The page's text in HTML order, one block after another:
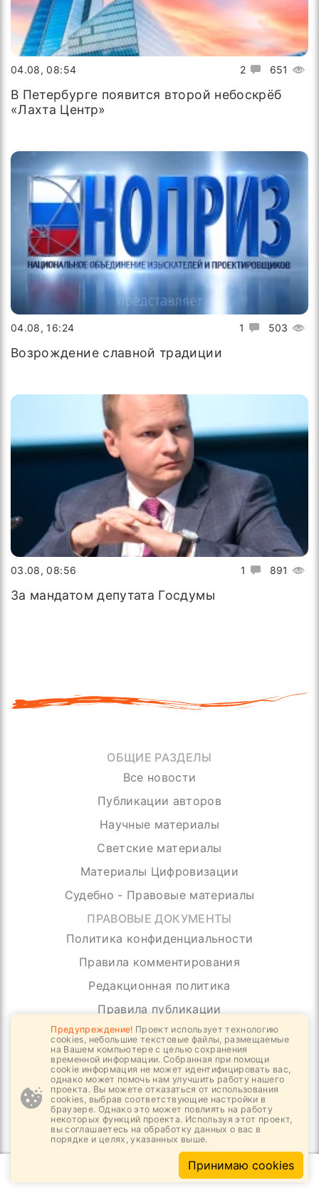
2 651
04.08, 08:54
В Петербурге появится второй небоскрёб
«Лахта Центр»
1 503
04.08, 16:24
Возрождение славной традиции
1 891
03.08, 08:56
За мандатом депутата Госдумы
ОБЩИЕ РАЗДЕЛЫ
Все новости
Публикации авторов
Научные материалы
Светские материалы
Материалы Цифровизации
Судебно - Правовые материалы
ПРАВОВЫЕ ДОКУМЕНТЫ
Политика конфиденциальности
Правила комментирования
Редакционная политика
Правила публикации
СВЯЗЬ
О проекте
Контакты
Реклама
Присоединяйтесь, нас уже более 4000
Отправить
Предупреждение! Проект использует технологию
cookies, небольшие текстовые файлы, размещаемые
на Вашем компьютере с целью сохранения
временной информации. Собранная при помощи
cookie информация не может идентифицировать вас,
однако может помочь нам улучшить работу нашего
проекта. Вы можете отказаться от использования
cookies, выбрав соответствующие настройки в
браузере. Однако это может повлиять на работу
некоторых функций проекта. Используя этот проект,
вы соглашаетесь на обработку данных о вас в
порядке и целях, указанных выше.
Принимаю cookies